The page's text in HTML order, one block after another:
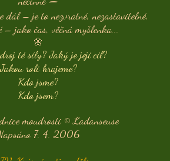
dál – je to nezvratné, nezastavitelné,
– jako čas, věčná myšlenka...
🌼
té síly? Jaký je její cíl?
Jakou roli hrajeme?
Kdo jsme?
Kdo jsem?
moudrosti © Ladanseuse
7. 4. 2006